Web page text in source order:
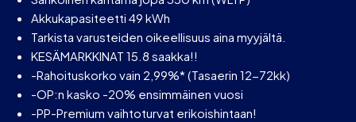
Akkukapasiteetti 49 kWh
Tarkista varusteiden oikeellisuus aina myyjältä.
KESÄMARKKINAT 15.8 saakka!!
-Rahoituskorko vain 2,99%* (Tasaerin 12-72kk)
-OP:n kasko -20% ensimmäinen vuosi
-PP-Premium vaihtoturvat erikoishintaan!